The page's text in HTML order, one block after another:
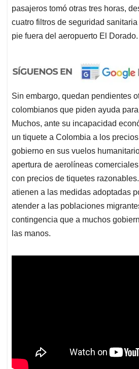
pasajeros tomó otras tres horas,
cuatro filtros de seguridad
pie fuera del aeropuerto El Dorado.
Sin embargo, quedan pendientes
colombianos que piden ayuda
Muchos, ante su incapacidad
un tiquete a Colombia a los
gobierno en sus vuelos
apertura de aerolíneas
con precios de tiquetes
atienen a las medidas adoptadas
atender a las poblaciones
contingencia que a muchos
las manos.